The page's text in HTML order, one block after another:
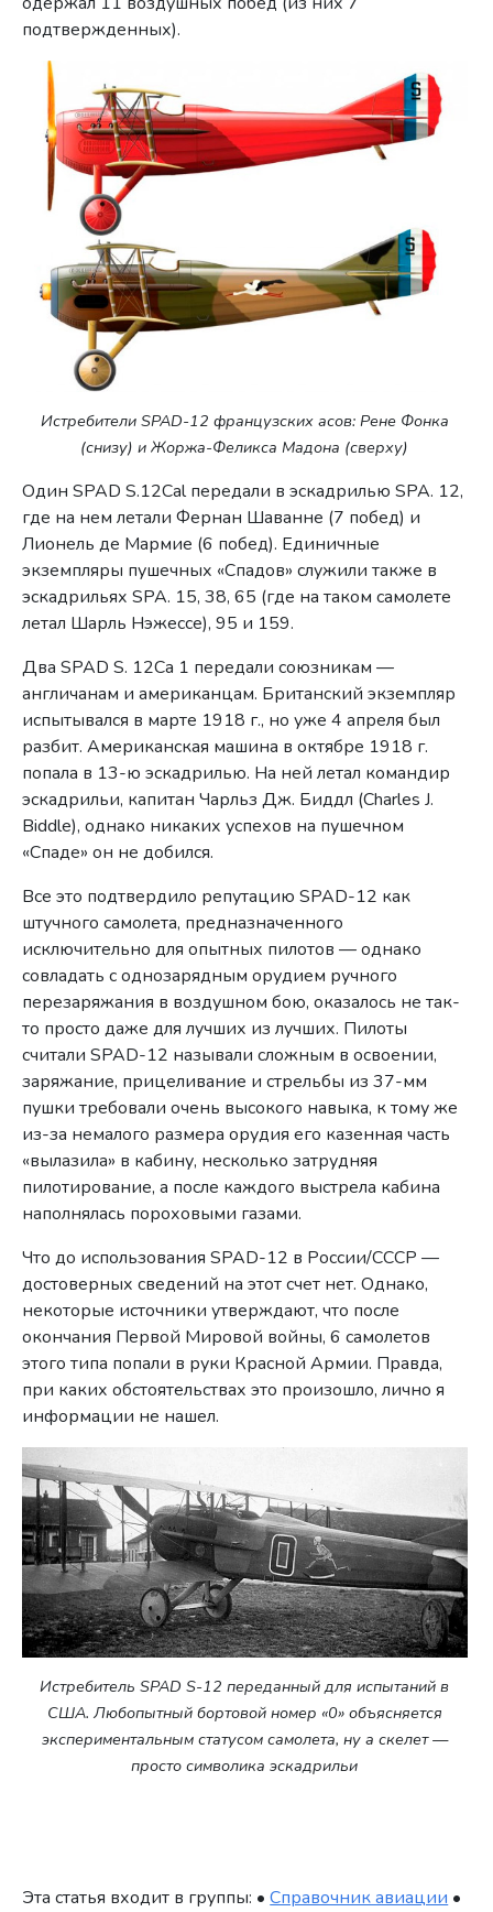
подтвержденных).
Истребители SPAD-12 французских асов: Рене Фонка
(снизу) и Жоржа-Феликса Мадона (сверху)
Один SPAD S.12Cal передали в эскадрилью SPA. 12,
где на нем летали Фернан Шаванне (7 побед) и
Лионель де Мармие (6 побед). Единичные
экземпляры пушечных «Спадов» служили также в
эскадрильях SPA. 15, 38, 65 (где на таком самолете
летал Шарль Нэжессе), 95 и 159.
Два SPAD S. 12Са 1 передали союзникам —
англичанам и американцам. Британский экземпляр
испытывался в марте 1918 г., но уже 4 апреля был
разбит. Американская машина в октябре 1918 г.
попала в 13-ю эскадрилью. На ней летал командир
эскадрильи, капитан Чарльз Дж. Биддл (Charles J.
Biddle), однако никаких успехов на пушечном
«Спаде» он не добился.
Все это подтвердило репутацию SPAD-12 как
штучного самолета, предназначенного
исключительно для опытных пилотов — однако
совладать с однозарядным орудием ручного
перезаряжания в воздушном бою, оказалось не так-
то просто даже для лучших из лучших. Пилоты
считали SPAD-12 называли сложным в освоении,
заряжание, прицеливание и стрельбы из 37-мм
пушки требовали очень высокого навыка, к тому же
из-за немалого размера орудия его казенная часть
«вылазила» в кабину, несколько затрудняя
пилотирование, а после каждого выстрела кабина
наполнялась пороховыми газами.
Что до использования SPAD-12 в России/СССР —
достоверных сведений на этот счет нет. Однако,
некоторые источники утверждают, что после
окончания Первой Мировой войны, 6 самолетов
этого типа попали в руки Красной Армии. Правда,
при каких обстоятельствах это произошло, лично я
информации не нашел.
Истребитель SPAD S-12 переданный для испытаний в
США. Любопытный бортовой номер «0» объясняется
экспериментальным статусом самолета, ну а скелет —
просто символика эскадрильи
Эта статья входит в группы: •Справочник авиации •